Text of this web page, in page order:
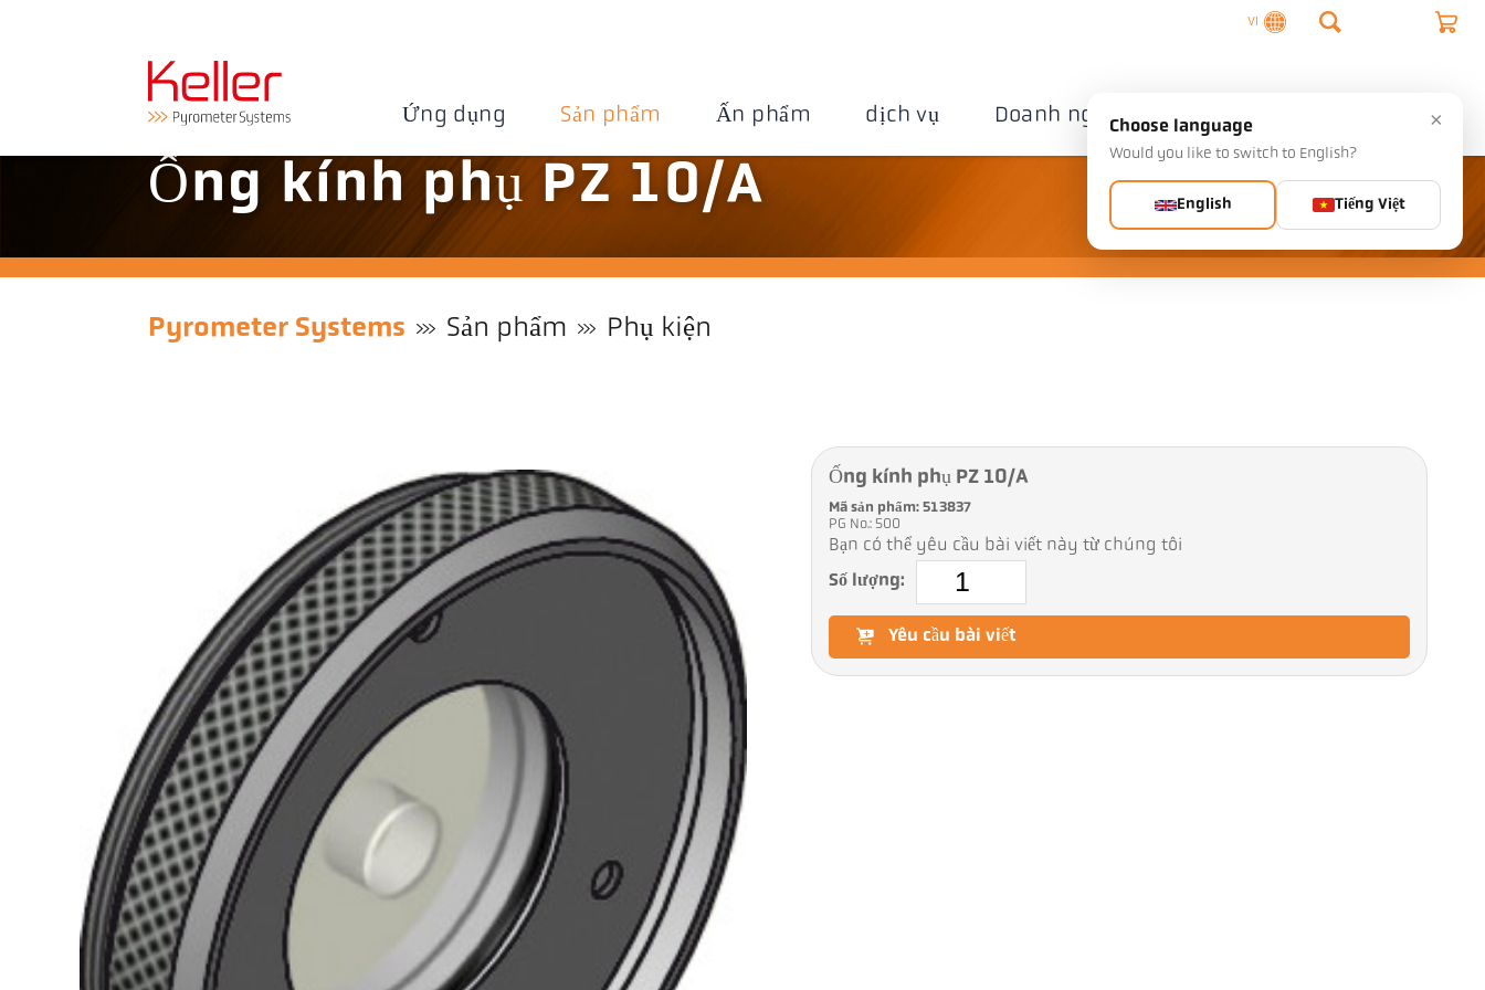
VI
Ứng dụng Sản phẩm Ấn phẩm dịch vụ Doanh nghiệp Liên hệ
Ống kính phụ PZ 10/A
Pyrometer Systems Sản phẩm Phụ kiện
Ống kính phụ PZ 10/A
Mã sản phẩm: 513837
PG No.: 500
Bạn có thể yêu cầu bài viết này từ chúng tôi
Số lượng:
Yêu cầu bài viết
×
Choose language
Would you like to switch to English?
English Tiếng Việt